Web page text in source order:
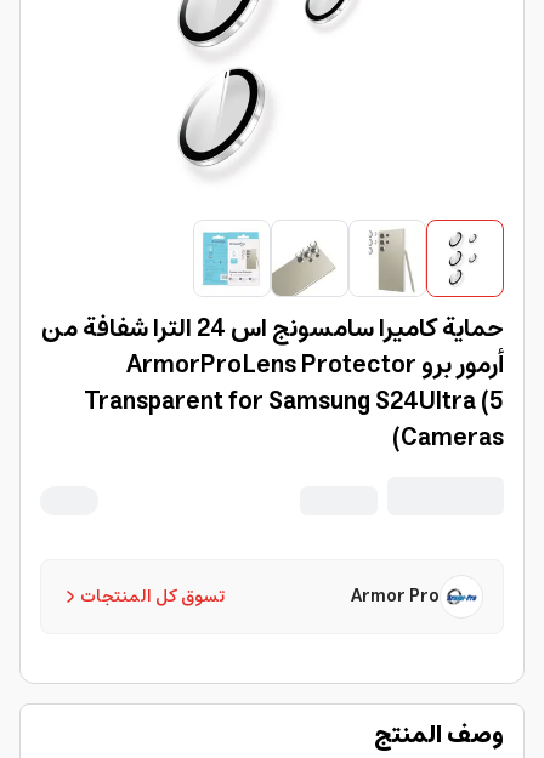
حماية كاميرا سامسونج اس 24 الترا شفافة من
أرمور برو ArmorProLens Protector
Transparent for Samsung S24Ultra (5
Cameras)
تسوق كل المنتجات Armor Pro
وصف المنتج